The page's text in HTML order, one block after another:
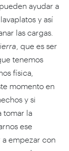
ayudar a
y así
las cargas.
, que es ser
tenemos
física,
momento en
y si
tomar la
ese
a empezar con